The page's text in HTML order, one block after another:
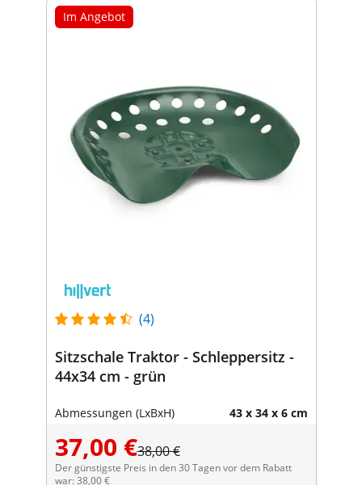
Im Angebot
(4)
Sitzschale Traktor - Schleppersitz -
44x34 cm - grün
Abmessungen (LxBxH) 43 x 34 x 6 cm
37,00 €38,00 €
Der günstigste Preis in den 30 Tagen vor dem Rabatt
war: 38,00 €